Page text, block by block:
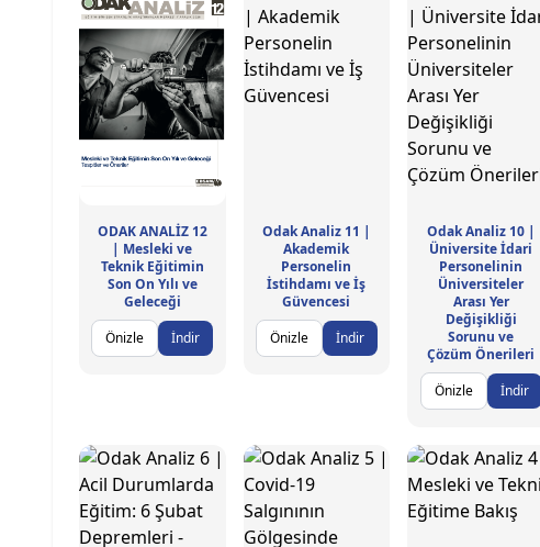
ODAK ANALİZ 12
| Mesleki ve
Teknik Eğitimin
Son On Yılı ve
Geleceği
Önizle
İndir
Odak Analiz 11 |
Akademik
Personelin
İstihdamı ve İş
Güvencesi
Önizle
İndir
Odak Analiz 10 |
Üniversite İdari
Personelinin
Üniversiteler
Arası Yer
Değişikliği
Sorunu ve
Çözüm Önerileri
Önizle
İndir